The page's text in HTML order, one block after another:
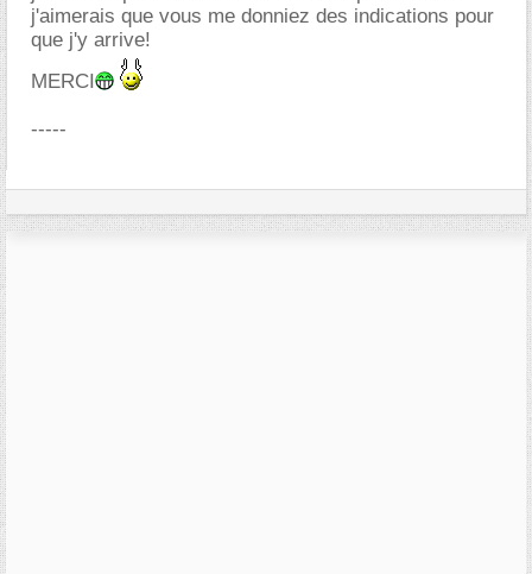
j'aimerais que vous me donniez des indications pour
que j'y arrive!
MERCI
-----